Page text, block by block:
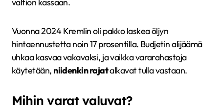
valtion kassaan.
Vuonna 2024 Kremlin oli pakko laskea öljyn
hintaennustetta noin 17 prosentilla. Budjetin alijäämä
uhkaa kasvaa vakavaksi, ja vaikka vararahastoja
käytetään, niidenkin rajatalkavat tulla vastaan.
Mihin varat valuvat?